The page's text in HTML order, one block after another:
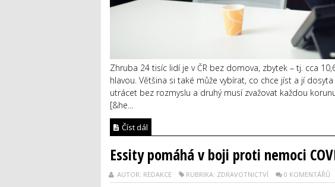
Zhruba 24 tisíc lidí je v ČR bez domova, zbytek – tj. cca
hlavou. Většina si také může vybírat, co chce jíst a jí
utrácet bez rozmyslu a druhý musí zvažovat každou
[&he...
Číst dál
Essity pomáhá v boji proti nemoci
AUTOR: REDAKCE RUBRIKA: ZDRAVOTNICTVÍ 0 KOMENTÁŘŮ